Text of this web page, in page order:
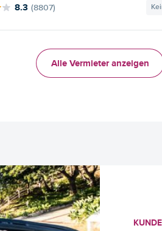
8.3 (8807)
Alle Vermieter anzeigen